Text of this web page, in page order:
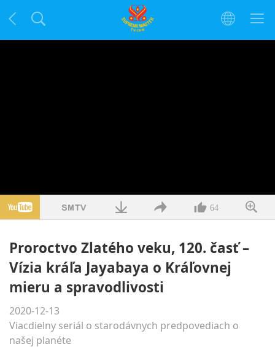
64
Proroctvo Zlatého veku, 120. časť –
Vízia kráľa Jayabaya o Kráľovnej
mieru a spravodlivosti
2020-12-13
Viacdielny seriál o starodávnych predpovediach o
našej planéte